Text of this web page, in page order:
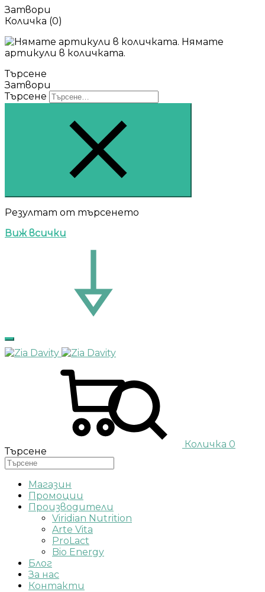
Затвори
Количка (0)
Нямате
артикули в количката.
Търсене
Затвори
Търсене
Резултат от търсенето
Виж всички
Количка 0
Търсене
Магазин
Промоции
Производители
Viridian Nutrition
Arte Vita
ProLact
Bio Energy
Блог
За нас
Контакти